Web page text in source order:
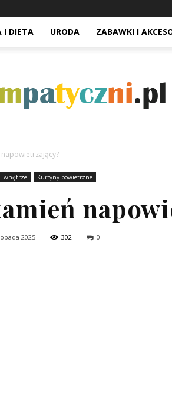
I DIETA URODA ZABAWKI I
wnętrze Kurtyny powietrzne
2025 302 0